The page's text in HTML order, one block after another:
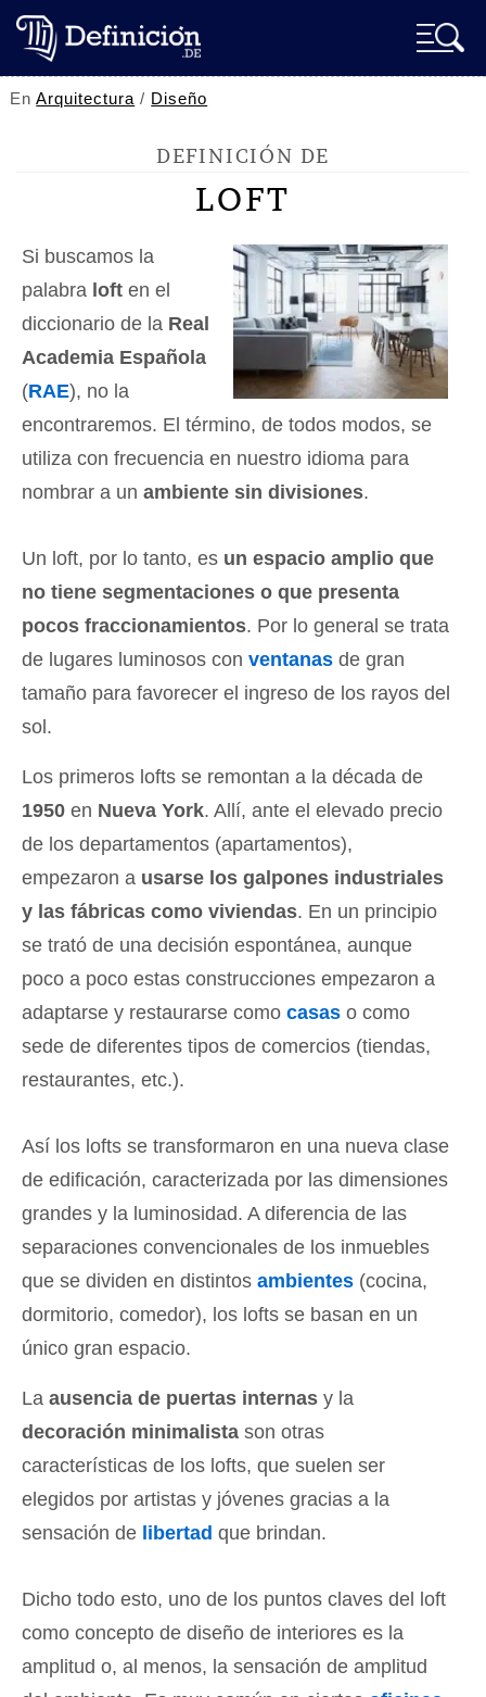
EnArquitectura / Diseño
DEFINICIÓN DE
LOFT
Si buscamos la
palabra loft en el
diccionario de la Real
Academia Española
(RAE), no la
encontraremos. El término, de todos modos, se
utiliza con frecuencia en nuestro idioma para
nombrar a un ambiente sin divisiones.
Un loft, por lo tanto, es un espacio amplio que
no tiene segmentaciones o que presenta
pocos fraccionamientos. Por lo general se trata
de lugares luminosos con ventanas de gran
tamaño para favorecer el ingreso de los rayos del
sol.
Los primeros lofts se remontan a la década de
1950 en Nueva York. Allí, ante el elevado precio
de los departamentos (apartamentos),
empezaron a usarse los galpones industriales
y las fábricas como viviendas. En un principio
se trató de una decisión espontánea, aunque
poco a poco estas construcciones empezaron a
adaptarse y restaurarse como casas o como
sede de diferentes tipos de comercios (tiendas,
restaurantes, etc.).
Así los lofts se transformaron en una nueva clase
de edificación, caracterizada por las dimensiones
grandes y la luminosidad. A diferencia de las
separaciones convencionales de los inmuebles
que se dividen en distintos ambientes (cocina,
dormitorio, comedor), los lofts se basan en un
único gran espacio.
La ausencia de puertas internas y la
decoración minimalista son otras
características de los lofts, que suelen ser
elegidos por artistas y jóvenes gracias a la
sensación de libertad que brindan.
Dicho todo esto, uno de los puntos claves del loft
como concepto de diseño de interiores es la
amplitud o, al menos, la sensación de amplitud